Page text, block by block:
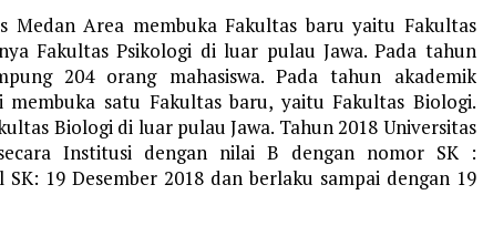
Medan Area membuka Fakultas baru yaitu Fakultas
Fakultas Psikologi di luar pulau Jawa. Pada tahun
204 orang mahasiswa. Pada tahun akademik
satu Fakultas baru, yaitu Fakultas Biologi.
Biologi di luar pulau Jawa. Tahun 2018 Universitas
Institusi dengan nilai B dengan nomor SK :
19 Desember 2018 dan berlaku sampai dengan 19